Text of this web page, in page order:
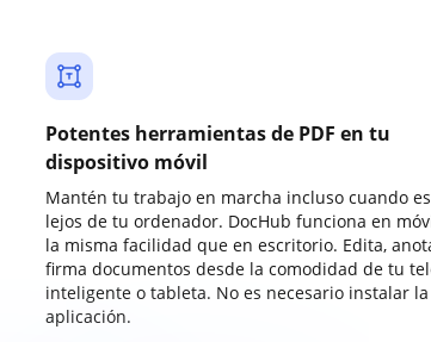
Potentes herramientas de PDF en tu
dispositivo móvil
Mantén tu trabajo en marcha incluso cuando
lejos de tu ordenador. DocHub funciona en
la misma facilidad que en escritorio. Edita,
firma documentos desde la comodidad de tu
inteligente o tableta. No es necesario instalar la
aplicación.